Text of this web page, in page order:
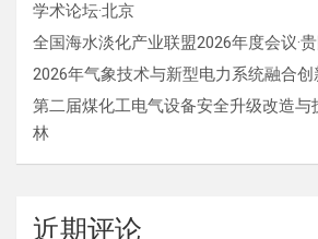
学术论坛·北京
全国海水淡化产业联盟2026年度会议·
2026年气象技术与新型电力系统融合创
第二届煤化工电气设备安全升级改造与
林
近期评论